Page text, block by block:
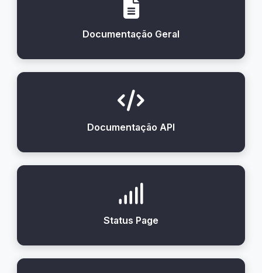
Documentação Geral
Documentação API
Status Page